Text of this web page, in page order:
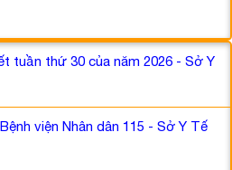
tuần thứ 30 của năm 2026 - Sở Y
viện Nhân dân 115 - Sở Y Tế